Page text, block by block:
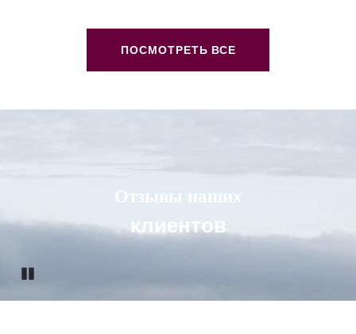
ПОСМОТРЕТЬ ВСЕ
Отзывы наших
клиентов